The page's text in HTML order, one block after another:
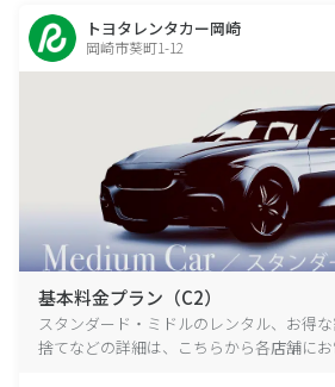
トヨタレンタカー岡崎
岡崎市葵町1-12
基本料金プラン（C2）
スタンダード・ミドルのレンタル、お得
捨てなどの詳細は、こちらから各店舗にお